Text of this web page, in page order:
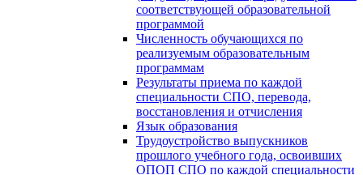
соответствующей образовательной
программой
Численность обучающихся по
реализуемым образовательным
программам
Результаты приема по каждой
специальности СПО, перевода,
восстановления и отчисления
Язык образования
Трудоустройство выпускников
прошлого учебного года, освоивших
ОПОП СПО по каждой специальности